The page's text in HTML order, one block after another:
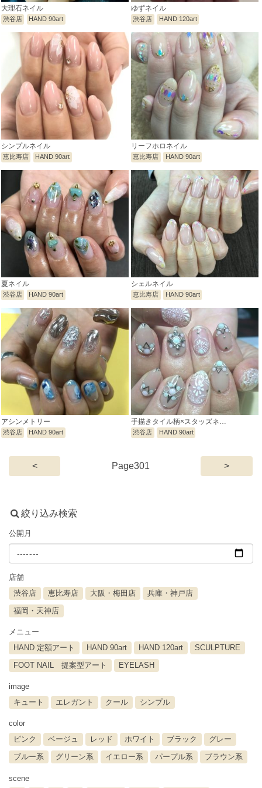
大理石ネイル
渋谷店 HAND 90art
ゆずネイル
渋谷店 HAND 120art
シンプルネイル
恵比寿店 HAND 90art
リーフホロネイル
恵比寿店 HAND 90art
夏ネイル
渋谷店 HAND 90art
シェルネイル
恵比寿店 HAND 90art
アシンメトリー
渋谷店 HAND 90art
手描きタイル柄×スタッズネ…
渋谷店 HAND 90art
< 301 >
絞り込み検索
公開月
店舗
渋谷店
恵比寿店 大阪・梅田店
兵庫・神戸店
福岡・天神店
メニュー
HAND 定額アート
HAND 90art HAND 120art
SCULPTURE
FOOT NAIL 提案型アート
EYELASH
image
キュート
エレガント クール シンプル
color
ピンク
ベージュ レッド ホワイト ブラック
グレー
ブルー系
グリーン系 イエロー系 パープル系 ブラウン系
scene